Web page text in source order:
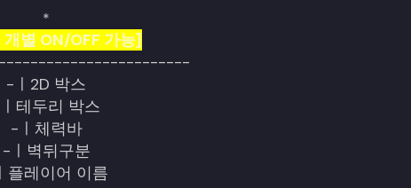
*
개별 ON/OFF 가능]
-ㅣ2D 박스
테두리 박스
-ㅣ체력바
-ㅣ벽뒤구분
플레이어 이름